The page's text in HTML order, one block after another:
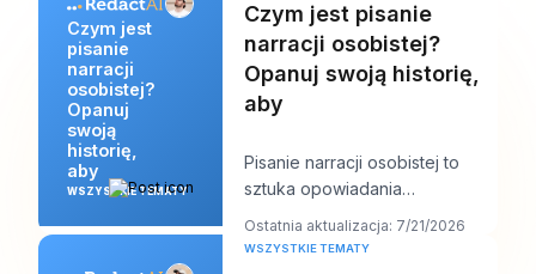
Czym jest
pisanie
narracji
osobistej?
Opanuj
swoją
historię,
aby
WSZYSTKIE TEMATY
Czym jest pisanie
narracji osobistej?
Opanuj swoją historię,
aby
Pisanie narracji osobistej to
sztuka opowiadania
prawdziwej historii z własnego
życia tak, aby ujawn
Ostatnia aktualizacja: 7/21/2026
WSZYSTKIE TEMATY